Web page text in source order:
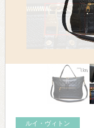
ルイ・ヴィトン